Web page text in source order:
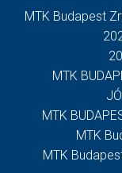
MTK Budapest
MTK
MTK
MTK
MTK